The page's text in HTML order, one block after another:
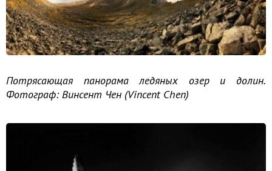
Потрясающая панорама ледяных озер и долин.
Фотограф: Винсент Чен (Vincent Chen)